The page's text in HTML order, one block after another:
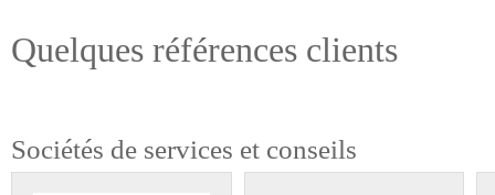
Quelques références clients
Sociétés de services et conseils